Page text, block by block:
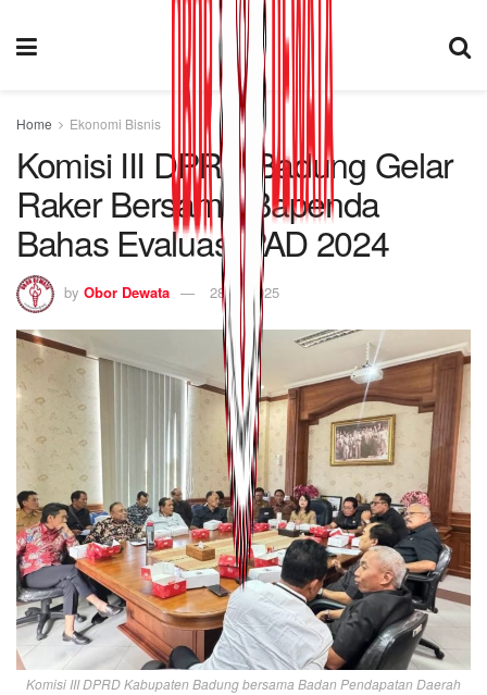
Home Ekonomi Bisnis
Komisi III DPRD Badung Gelar
Raker Bersama Bapenda
Bahas Evaluasi PAD 2024
by Obor Dewata 28/04/2025
Komisi III DPRD Kabupaten Badung bersama Badan Pendapatan Daerah